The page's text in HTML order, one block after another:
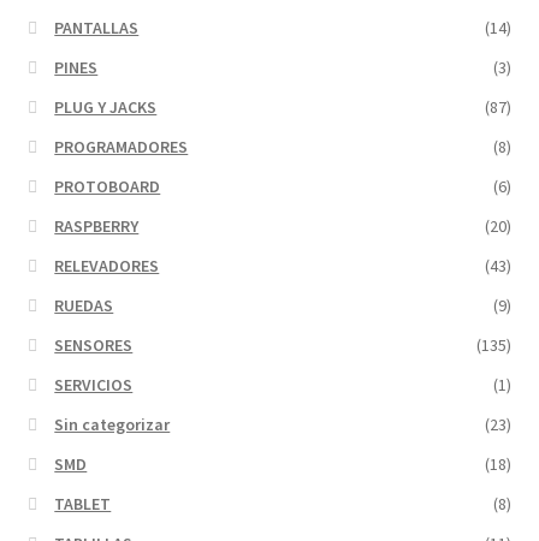
PANTALLAS
(14)
PINES
(3)
PLUG Y JACKS
(87)
PROGRAMADORES
(8)
PROTOBOARD
(6)
RASPBERRY
(20)
RELEVADORES
(43)
RUEDAS
(9)
SENSORES
(135)
SERVICIOS
(1)
Sin categorizar
(23)
SMD
(18)
TABLET
(8)